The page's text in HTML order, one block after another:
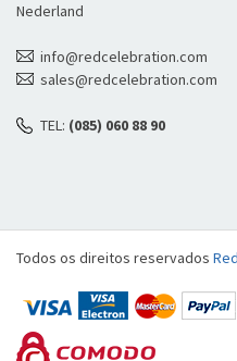
Nederland
info@redcelebration.com
sales@redcelebration.com
TEL: (085) 060 88 90
Todos os direitos reservados